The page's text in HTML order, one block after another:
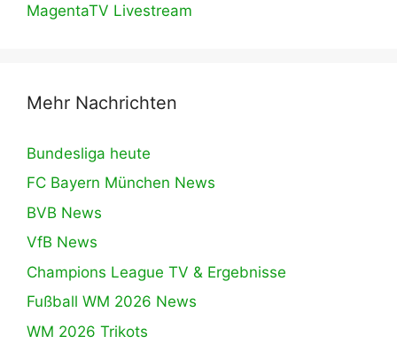
MagentaTV Livestream
Mehr Nachrichten
Bundesliga heute
FC Bayern München News
BVB News
VfB News
Champions League TV & Ergebnisse
Fußball WM 2026 News
WM 2026 Trikots